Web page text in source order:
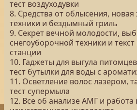
тест воздуходувки
8. Средства от облысения,
техники и бездымный гриль
9. Секрет вечной молодости,
снегоуборочной техники и
станции
10. Гаджеты для выгула
тест бутылки для воды с
11. Осветление волос лазером,
тест супермыла
12. Все об анализе АМГ и работа